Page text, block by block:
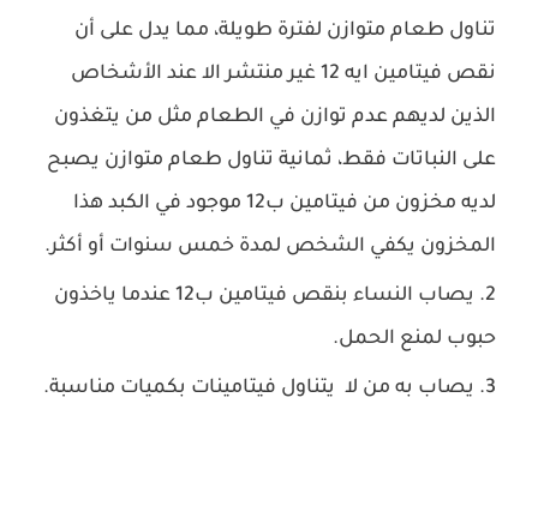
تناول طعام متوازن لفترة طويلة، مما يدل على أن
نقص فيتامين ايه 12 غير منتشر الا عند الأشخاص
الذين لديهم عدم توازن في الطعام مثل من يتغذون
على النباتات فقط، ثمانية تناول طعام متوازن يصبح
لديه مخزون من فيتامين ب12 موجود في الكبد هذا
المخزون يكفي الشخص لمدة خمس سنوات أو أكثر.
يصاب النساء بنقص فيتامين ب12 عندما ياخذون
حبوب لمنع الحمل.
يصاب به من لا يتناول فيتامينات بكميات مناسبة.